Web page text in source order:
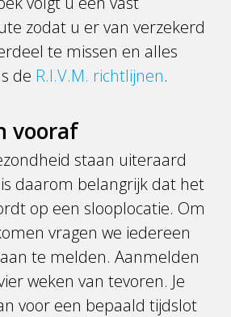
zodat u er van verzekerd
te missen en alles
de R.I.V.M. richtlijnen.
vooraf
staan uiteraard
daarom belangrijk dat het
op een slooplocatie. Om
vragen we iedereen
te melden. Aanmelden
weken van tevoren. Je
voor een bepaald tijdslot